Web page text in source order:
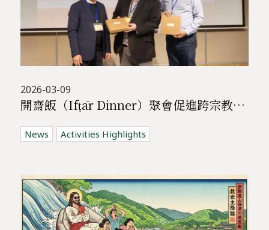
2026-03-09
開齋飯（Ifṭār Dinner）聚會促進跨宗教交流 | 基督教與穆斯林共聚對話
News Activities Highlights